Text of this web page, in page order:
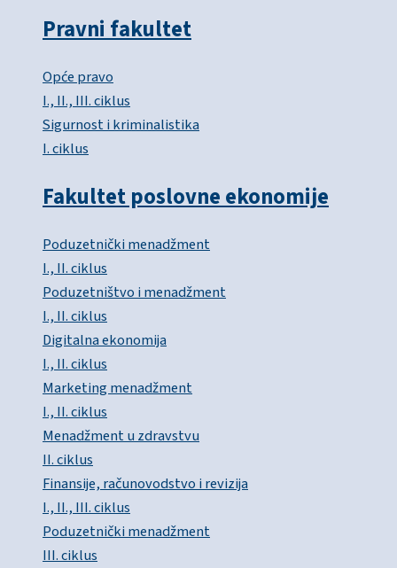
Pravni fakultet
Opće pravo
I., II., III. ciklus
Sigurnost i kriminalistika
I. ciklus
Fakultet poslovne ekonomije
Poduzetnički menadžment
I., II. ciklus
Poduzetništvo i menadžment
I., II. ciklus
Digitalna ekonomija
I., II. ciklus
Marketing menadžment
I., II. ciklus
Menadžment u zdravstvu
II. ciklus
Finansije, računovodstvo i revizija
I., II., III. ciklus
Poduzetnički menadžment
III. ciklus